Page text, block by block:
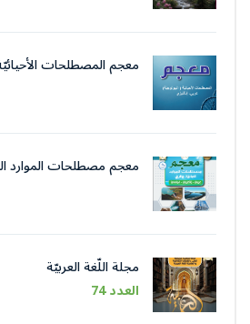
معجم المصطلحات
معجم مصطلحات الموارد
مجلة اللّغة العربيّة
العدد 74